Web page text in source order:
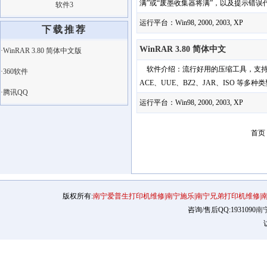
软件3
下载推荐
·WinRAR 3.80 简体中文版
·360软件
·腾讯QQ
满”或“废墨收集器将满”，以及提示错误
运行平台：Win98, 2000, 2003, XP
WinRAR 3.80 简体中文
软件介绍：流行好用的压缩工具，支
ACE、UUE、BZ2、JAR、ISO 等多种
运行平台：Win98, 2000, 2003, XP
首页
版权所有:南宁爱普生打印机维修|南宁施乐|南宁兄弟打印机维修
咨询/售后QQ:1931090南